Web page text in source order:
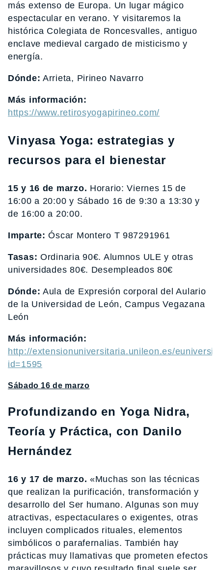
más extenso de Europa. Un lugar mágico
espectacular en verano. Y visitaremos la
histórica Colegiata de Roncesvalles, antiguo
enclave medieval cargado de misticismo y
energía.
Dónde: Arrieta, Pirineo Navarro
Más información:
https://www.retirosyogapirineo.com/
Vinyasa Yoga: estrategias y
recursos para el bienestar
15 y 16 de marzo. Horario: Viernes 15 de
16:00 a 20:00 y Sábado 16 de 9:30 a 13:30 y
de 16:00 a 20:00.
Imparte: Óscar Montero T 987291961
Tasas: Ordinaria 90€. Alumnos ULE y otras
universidades 80€. Desempleados 80€
Dónde: Aula de Expresión corporal del Aulario
de la Universidad de León, Campus Vegazana
León
Más información:
http://extensionuniversitaria.unileon.es/
id=1595
Sábado 16 de marzo
Profundizando en Yoga Nidra,
Teoría y Práctica, con Danilo
Hernández
16 y 17 de marzo. «Muchas son las técnicas
que realizan la purificación, transformación y
desarrollo del Ser humano. Algunas son muy
atractivas, espectaculares o exigentes, otras
incluyen complicados rituales, elementos
simbólicos o parafernalias. También hay
prácticas muy llamativas que prometen efectos